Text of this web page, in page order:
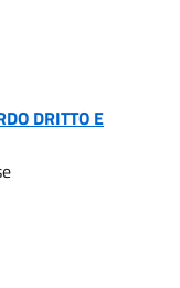
DRITTO E